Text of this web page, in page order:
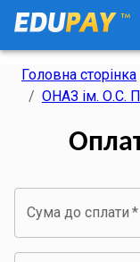
Головна сторінка
/ ОНАЗ ім. О.С.
Сума до сплати *